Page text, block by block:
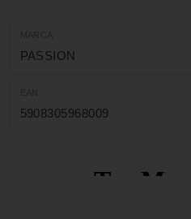
PASSION
5908305968009